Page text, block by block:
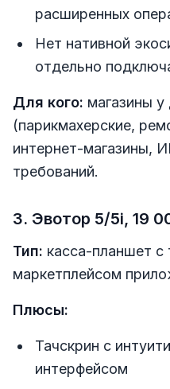
расширенных
Нет нативной
отдельно
Для кого: магазины у
(парикмахерские,
интернет-магазины,
требований.
3. Эвотор 5/5i, 19
Тип: касса-планшет с
маркетплейсом
Плюсы:
Тачскрин с
интерфейсом